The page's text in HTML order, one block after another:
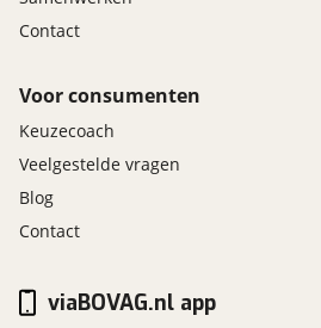
Contact
Voor consumenten
Keuzecoach
Veelgestelde vragen
Blog
Contact
viaBOVAG.nl app